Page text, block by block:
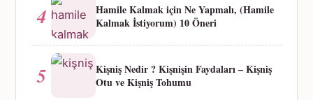
4
Hamile Kalmak için Ne Yapmalı, (Hamile
Kalmak İstiyorum) 10 Öneri
5
Kişniş Nedir ? Kişnişin Faydaları – Kişniş
Otu ve Kişniş Tohumu